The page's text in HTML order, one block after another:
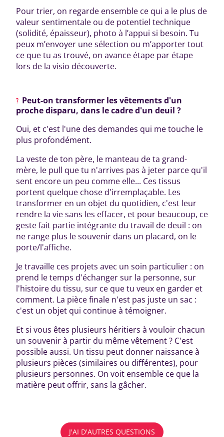
Pour trier, on regarde ensemble ce qui a le plus de
valeur sentimentale ou de potentiel technique
(solidité, épaisseur), photo à l’appui si besoin. Tu
peux m’envoyer une sélection ou m’apporter tout
ce que tu as trouvé, on avance étape par étape
lors de la visio découverte.
Peut-on transformer les vêtements d'un
proche disparu, dans le cadre d'un deuil ?
Oui, et c'est l'une des demandes qui me touche le
plus profondément.
La veste de ton père, le manteau de ta grand-
mère, le pull que tu n'arrives pas à jeter parce qu'il
sent encore un peu comme elle... Ces tissus
portent quelque chose d'irremplaçable. Les
transformer en un objet du quotidien, c'est leur
rendre la vie sans les effacer, et pour beaucoup, ce
geste fait partie intégrante du travail de deuil : on
ne range plus le souvenir dans un placard, on le
porte/l'affiche.
Je travaille ces projets avec un soin particulier : on
prend le temps d'échanger sur la personne, sur
l'histoire du tissu, sur ce que tu veux en garder et
comment. La pièce finale n'est pas juste un sac :
c'est un objet qui continue à témoigner.
Et si vous êtes plusieurs héritiers à vouloir chacun
un souvenir à partir du même vêtement ? C'est
possible aussi. Un tissu peut donner naissance à
plusieurs pièces (similaires ou différentes), pour
plusieurs personnes. On voit ensemble ce que la
matière peut offrir, sans la gâcher.
J'AI D'AUTRES QUESTIONS